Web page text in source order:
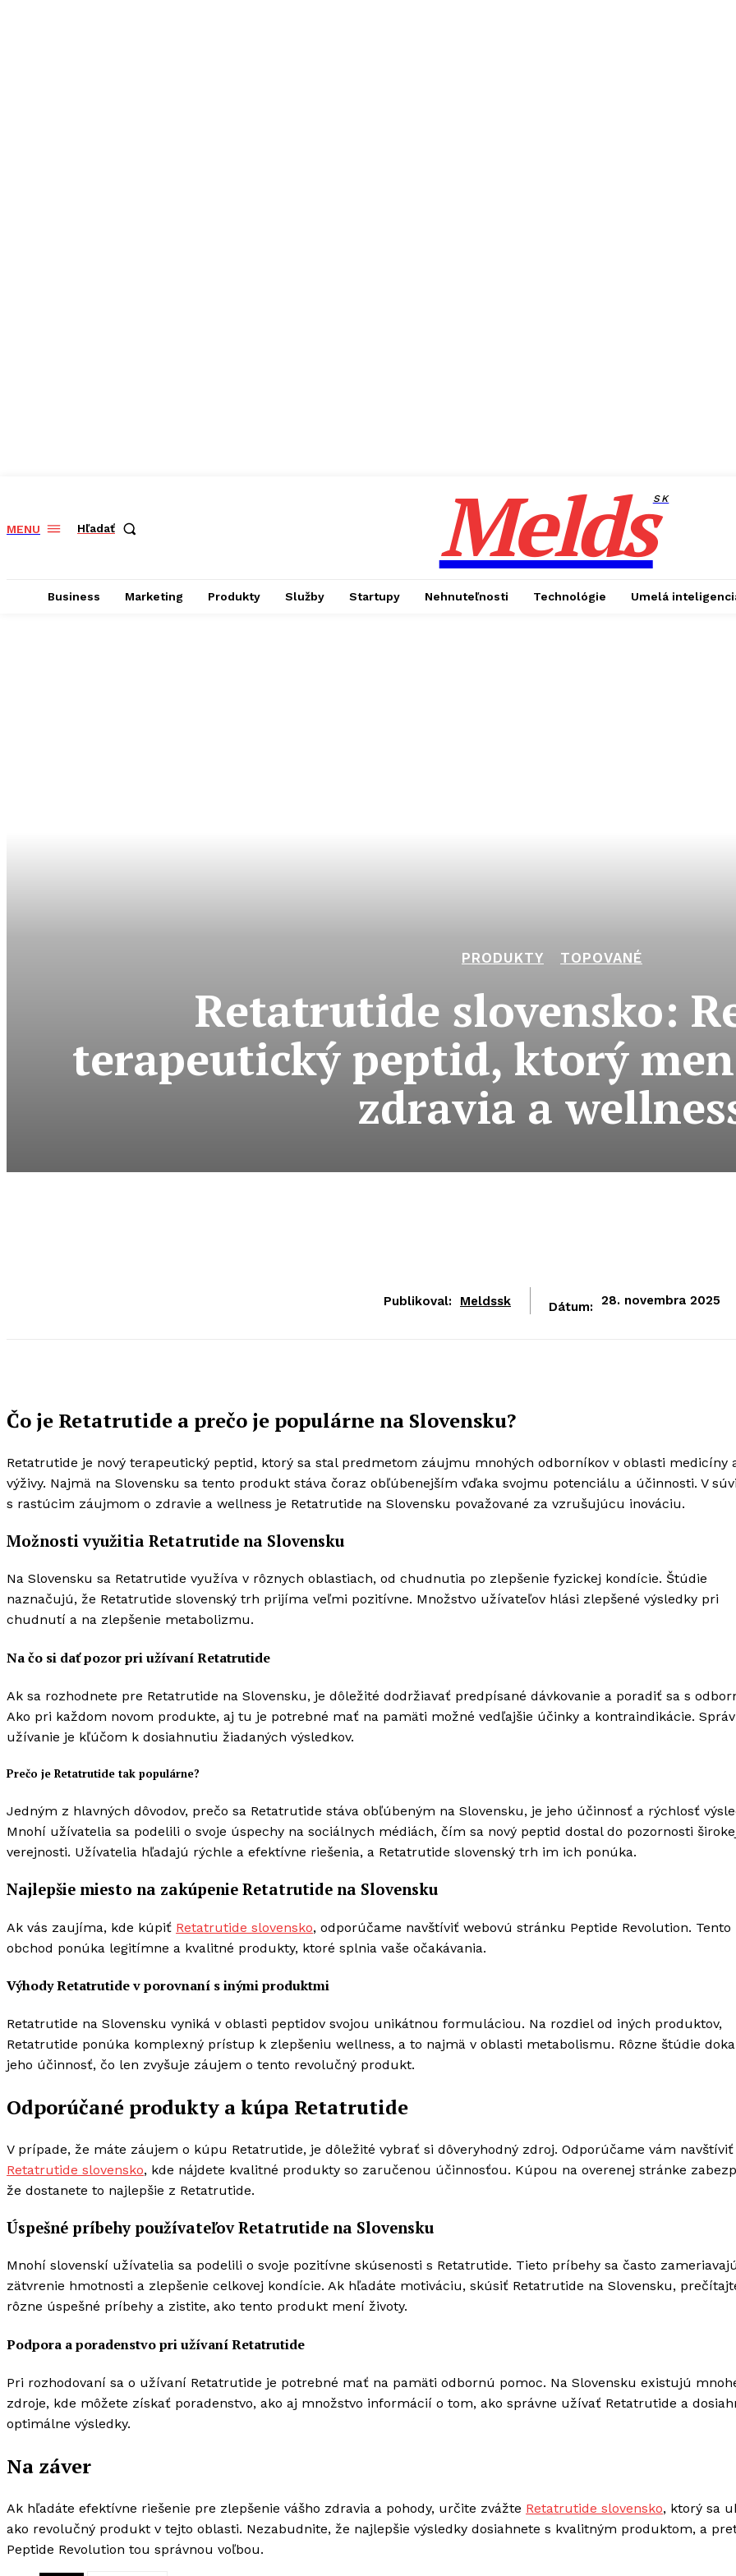
MENU Hľadať MeldsSK
Business Marketing Produkty Služby Startupy Nehnuteľnosti Technológie Umelá
PRODUKTY TOPOVANÉ
Retatrutide slovensko:
terapeutický peptid, ktorý
zdravia a
Publikoval: Meldssk Dátum: 28. novembra 2025
Čo je Retatrutide a prečo je populárne na Slovensku?
Retatrutide je nový terapeutický peptid, ktorý sa stal predmetom záujmu mnohých odborníkov v oblasti medicíny
výživy. Najmä na Slovensku sa tento produkt stáva čoraz obľúbenejším vďaka svojmu potenciálu a účinnosti. V
s rastúcim záujmom o zdravie a wellness je Retatrutide na Slovensku považované za vzrušujúcu inováciu.
Možnosti využitia Retatrutide na Slovensku
Na Slovensku sa Retatrutide využíva v rôznych oblastiach, od chudnutia po zlepšenie fyzickej kondície. Štúdie
naznačujú, že Retatrutide slovenský trh prijíma veľmi pozitívne. Množstvo užívateľov hlási zlepšené výsledky pri
chudnutí a na zlepšenie metabolizmu.
Na čo si dať pozor pri užívaní Retatrutide
Ak sa rozhodnete pre Retatrutide na Slovensku, je dôležité dodržiavať predpísané dávkovanie a poradiť sa s
Ako pri každom novom produkte, aj tu je potrebné mať na pamäti možné vedľajšie účinky a kontraindikácie.
užívanie je kľúčom k dosiahnutiu žiadaných výsledkov.
Prečo je Retatrutide tak populárne?
Jedným z hlavných dôvodov, prečo sa Retatrutide stáva obľúbeným na Slovensku, je jeho účinnosť a rýchlosť
Mnohí užívatelia sa podelili o svoje úspechy na sociálnych médiách, čím sa nový peptid dostal do pozornosti
verejnosti. Užívatelia hľadajú rýchle a efektívne riešenia, a Retatrutide slovenský trh im ich ponúka.
Najlepšie miesto na zakúpenie Retatrutide na Slovensku
Ak vás zaujíma, kde kúpiť Retatrutide slovensko, odporúčame navštíviť webovú stránku Peptide Revolution. Tento
obchod ponúka legitímne a kvalitné produkty, ktoré splnia vaše očakávania.
Výhody Retatrutide v porovnaní s inými produktmi
Retatrutide na Slovensku vyniká v oblasti peptidov svojou unikátnou formuláciou. Na rozdiel od iných produktov,
Retatrutide ponúka komplexný prístup k zlepšeniu wellness, a to najmä v oblasti metabolismu. Rôzne štúdie
jeho účinnosť, čo len zvyšuje záujem o tento revolučný produkt.
Odporúčané produkty a kúpa Retatrutide
V prípade, že máte záujem o kúpu Retatrutide, je dôležité vybrať si dôveryhodný zdroj. Odporúčame vám navštíviť
Retatrutide slovensko, kde nájdete kvalitné produkty so zaručenou účinnosťou. Kúpou na overenej stránke
že dostanete to najlepšie z Retatrutide.
Úspešné príbehy používateľov Retatrutide na Slovensku
Mnohí slovenskí užívatelia sa podelili o svoje pozitívne skúsenosti s Retatrutide. Tieto príbehy sa často
zätvrenie hmotnosti a zlepšenie celkovej kondície. Ak hľadáte motiváciu, skúsiť Retatrutide na Slovensku,
rôzne úspešné príbehy a zistite, ako tento produkt mení životy.
Podpora a poradenstvo pri užívaní Retatrutide
Pri rozhodovaní sa o užívaní Retatrutide je potrebné mať na pamäti odbornú pomoc. Na Slovensku existujú
zdroje, kde môžete získať poradenstvo, ako aj množstvo informácií o tom, ako správne užívať Retatrutide a
optimálne výsledky.
Na záver
Ak hľadáte efektívne riešenie pre zlepšenie vášho zdravia a pohody, určite zvážte Retatrutide slovensko, ktorý sa
ako revolučný produkt v tejto oblasti. Nezabudnite, že najlepšie výsledky dosiahnete s kvalitným produktom, a
Peptide Revolution tou správnou voľbou.